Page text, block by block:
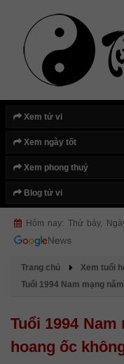
Xem tử vi
Xem ngày tốt
Xem phong thuỷ
Blog tử vi
Hôm nay: Thứ bảy,
Trang chủ
Xem tuổi
Tuổi 1994 Nam mạng
Tuổi 1994 Nam
hoang ốc